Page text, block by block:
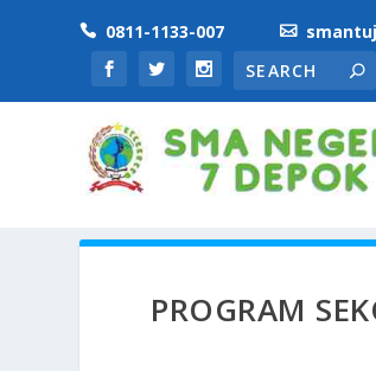
 0811-1133-007 
PROGRAM